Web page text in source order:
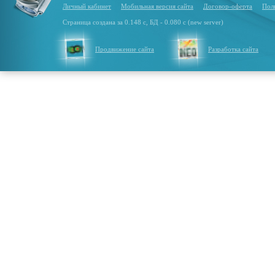
Личный кабинет Мобильная версия сайта Договор-оферта
Страница создана за 0.148 с, БД - 0.080 с (new server)
Продвижение сайта Разработка сайта